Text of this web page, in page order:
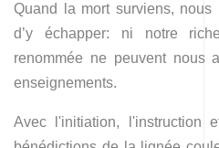
Quand la mort surviens, nous
d’y échapper: ni notre
renommée ne peuvent nous
enseignements.
Avec l'initiation, l'instruction